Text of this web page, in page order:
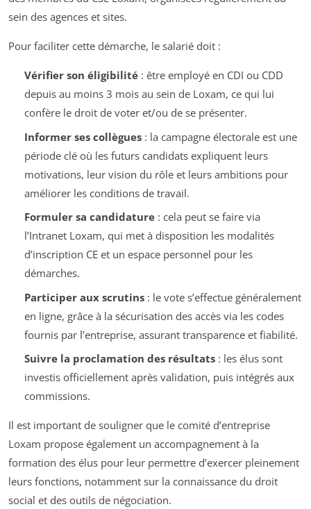
sein des agences et sites.
Pour faciliter cette démarche, le salarié doit :
Vérifier son éligibilité: être employé en CDI ou CDD
depuis au moins 3 mois au sein de Loxam, ce qui lui
confère le droit de voter et/ou de se présenter.
Informer ses collègues: la campagne électorale est une
période clé où les futurs candidats expliquent leurs
motivations, leur vision du rôle et leurs ambitions pour
améliorer les conditions de travail.
Formuler sa candidature: cela peut se faire via
l’Intranet Loxam, qui met à disposition les modalités
d’inscription CE et un espace personnel pour les
démarches.
Participer aux scrutins: le vote s’effectue généralement
en ligne, grâce à la sécurisation des accès via les codes
fournis par l’entreprise, assurant transparence et fiabilité.
Suivre la proclamation des résultats: les élus sont
investis officiellement après validation, puis intégrés aux
commissions.
Il est important de souligner que le comité d’entreprise
Loxam propose également un accompagnement à la
formation des élus pour leur permettre d’exercer pleinement
leurs fonctions, notamment sur la connaissance du droit
social et des outils de négociation.